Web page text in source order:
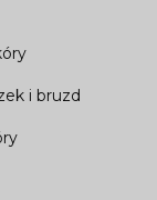
i bruzd